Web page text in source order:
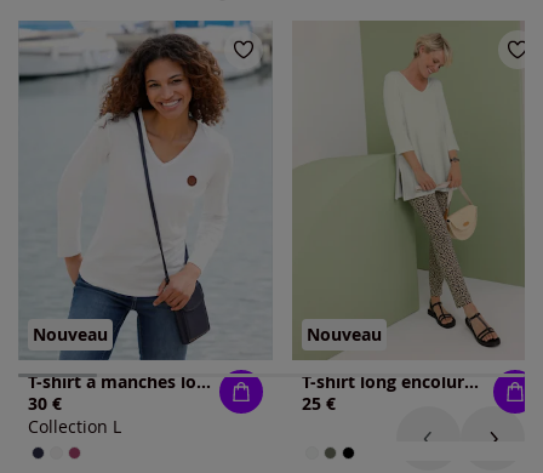
Nouveau
T-shirt à manches longues 50% coton
30 €
Collection L
Nouveau
T-shirt long encolure en v affinante
25 €